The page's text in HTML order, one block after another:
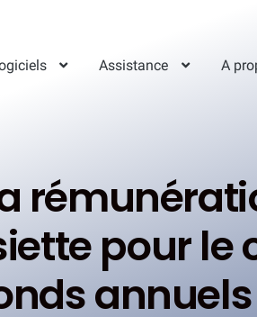
Assistance A
pour le